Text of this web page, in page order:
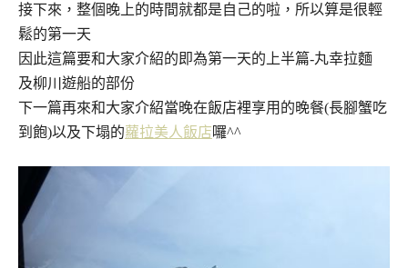
接下來，整個晚上的時間就都是自己的啦，所以算是很輕
鬆的第一天
因此這篇要和大家介紹的即為第一天的上半篇-丸幸拉麵
及柳川遊船的部份
下一篇再來和大家介紹當晚在飯店裡享用的晚餐(長腳蟹吃
到飽)以及下塌的蘿拉美人飯店囉^^